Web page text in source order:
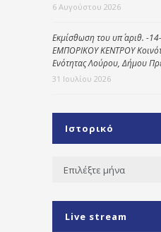
6 Αυγούστου 2026
Εκμίσθωση του υπ΄ αριθ. -
ΕΜΠΟΡΙΚΟΥ ΚΕΝΤΡΟΥ
Ενότητας Λούρου, Δήμου
31 Ιουλίου 2026
Ιστορικό
Ιστορικό
Live stream